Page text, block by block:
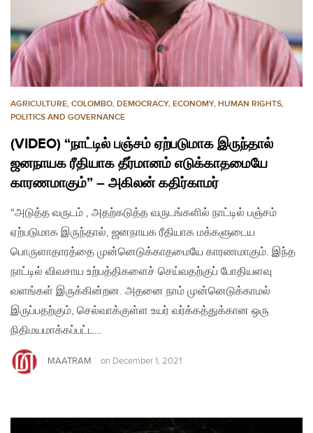
AGRICULTURE, COLOMBO, DEMOCRACY, ECONOMY, HUMAN RIGHTS,
POLITICS AND GOVERNANCE
(VIDEO) “நாட்டில் பஞ்சம் ஏற்படுமாக இருந்தால்
ஜனநாயக ரீதியாக தீர்மானம் எடுக்காதமையே
காரணமாகும்” – அகிலன் கதிர்காமர்
“அடுத்த வருடம் , அதற்கடுத்த வருடங்களில் நாட்டில் பஞ்சம்
ஏற்படுமாக இருந்தால், ஜனநாயக ரீதியாக மக்களுடைய
பொருளாதாரத்தை முன்னெடுக்காதமையே காரணமாகும். இந்த
நாட்டில் விவசாய உற்பத்திகளைச் செய்வதற்குப் போதியளவு
வளங்கள் இருக்கின்றன. அதனை நாம் முன்னெடுக்காமல்
இருப்பதற்கும், செல்வாக்குள்ள உயர் வர்க்கத்துக்கான ஒரு
நிதிமயமாக்கப்பட்ட…
MAATRAM on December 1, 2021